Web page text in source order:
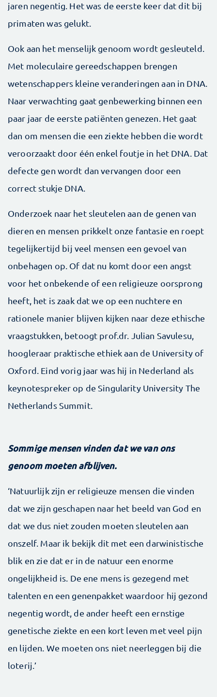
jaren negentig. Het was de eerste keer dat dit bij
primaten was gelukt.
Ook aan het menselijk genoom wordt gesleuteld.
Met moleculaire gereedschappen brengen
wetenschappers kleine veranderingen aan in DNA.
Naar verwachting gaat genbewerking binnen een
paar jaar de eerste patiënten genezen. Het gaat
dan om mensen die een ziekte hebben die wordt
veroorzaakt door één enkel foutje in het DNA. Dat
defecte gen wordt dan vervangen door een
correct stukje DNA.
Onderzoek naar het sleutelen aan de genen van
dieren en mensen prikkelt onze fantasie en roept
tegelijkertijd bij veel mensen een gevoel van
onbehagen op. Of dat nu komt door een angst
voor het onbekende of een religieuze oorsprong
heeft, het is zaak dat we op een nuchtere en
rationele manier blijven kijken naar deze ethische
vraagstukken, betoogt prof.dr. Julian Savulesu,
hoogleraar praktische ethiek aan de University of
Oxford. Eind vorig jaar was hij in Nederland als
keynotespreker op de Singularity University The
Netherlands Summit.
Sommige mensen vinden dat we van ons
genoom moeten afblijven.
‘Natuurlijk zijn er religieuze mensen die vinden
dat we zijn geschapen naar het beeld van God en
dat we dus niet zouden moeten sleutelen aan
onszelf. Maar ik bekijk dit met een darwinistische
blik en zie dat er in de natuur een enorme
ongelijkheid is. De ene mens is gezegend met
talenten en een genenpakket waardoor hij gezond
negentig wordt, de ander heeft een ernstige
genetische ziekte en een kort leven met veel pijn
en lijden. We moeten ons niet neerleggen bij die
loterij.’